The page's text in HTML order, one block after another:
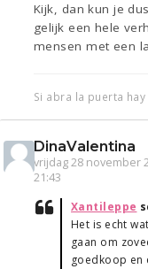
Kijk, dan kun je
gelijk een hele
mensen met een
Si abra la puerta
DinaValentina
vrijdag 28 november
21:43
Xantileppe
Het is echt
gaan om
goedkoop en